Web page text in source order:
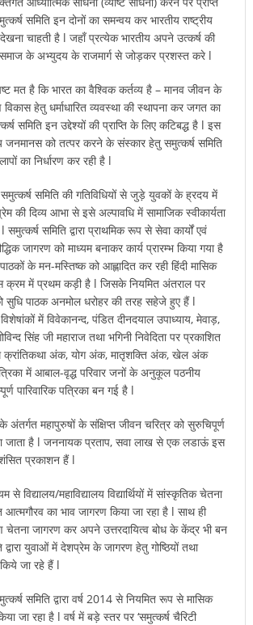
समिति इन दोनों का समन्वय कर भारतीय राष्ट्रीय
देखना चाहती है l जहाँ प्रत्येक भारतीय अपने उत्कर्ष की
समाज के अभ्युदय के राजमार्ग से जोड़कर प्रशस्त करे l
मत है कि भारत का वैश्विक कर्तव्य है – मानव जीवन के
विकास हेतु धर्माधारित व्यवस्था की स्थापना कर जगत का
समिति इन उद्देश्यों की प्राप्ति के लिए कटिबद्ध है l इस
जनमानस को तत्पर करने के संस्कार हेतु समुत्कर्ष समिति
का निर्धारण कर रही है l
समिति की गतिविधियों से जुड़े युवकों के ह्रदय में
की दिव्य आभा से इसे अल्पावधि में सामाजिक स्वीकार्यता
समिति द्वारा प्राथमिक रूप से सेवा कार्यों एवं
जागरण को माध्यम बनाकर कार्य प्रारम्भ किया गया है
के मन-मस्तिष्क को आह्लादित कर रही हिंदी मासिक
क्रम में प्रथम कड़ी है l जिसके नियमित अंतराल पर
सुधि पाठक अनमोल धरोहर की तरह सहेजे हुए हैं l
में विवेकानन्द, पंडित दीनदयाल उपाध्याय, मेवाड़,
सिंह जी महाराज तथा भगिनी निवेदिता पर प्रकाशित
क्रांतिकथा अंक, योग अंक, मातृशक्ति अंक, खेल अंक
में आबाल-वृद्ध परिवार जनों के अनुकूल पठनीय
पारिवारिक पत्रिका बन गई है l
अंतर्गत महापुरुषों के संक्षिप्त जीवन चरित्र को सुरुचिपूर्ण
जाता है l जननायक प्रताप, सवा लाख से एक लडाऊं इस
प्रकाशन हैं l
से विद्यालय/महाविद्यालय विद्यार्थियों में सांस्कृतिक चेतना
का भाव जागरण किया जा रहा है l साथ ही
चेतना जागरण कर अपने उत्तरदायित्व बोध के केंद्र भी बन
युवाओं में देशप्रेम के जागरण हेतु गोष्ठियों तथा
जा रहे हैं l
समिति द्वारा वर्ष 2014 से नियमित रूप से मासिक
जा रहा है l वर्ष में बड़े स्तर पर ‘समुत्कर्ष चैरिटी